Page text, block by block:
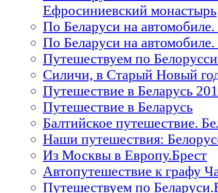
Ефросиниевский монастырь
По Беларуси на
По Беларуси на
Путешествуем по
Силичи, в Старый Новый
Путешествие в Беларусь
Путешествие в Беларусь
Балтийское путешествие.
Наши путешествия:
Из Москвы в Европу.Брест
Автопутешествие к графу
Путешествуем по